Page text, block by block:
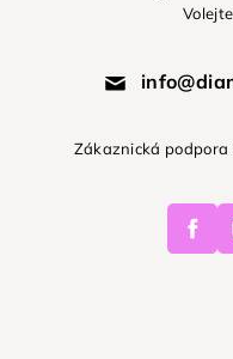
Zákaznická podpora